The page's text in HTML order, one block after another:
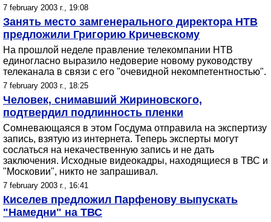
7 february 2003 г., 19:08
Занять место замгенерального директора НТВ
предложили Григорию Кричевскому
На прошлой неделе правление телекомпании НТВ
единогласно выразило недоверие новому руководству
телеканала в связи с его "очевидной некомпетентностью".
7 february 2003 г., 18:25
Человек, снимавший Жириновского,
подтвердил подлинность пленки
Сомневающаяся в этом Госдума отправила на экспертизу
запись, взятую из интернета. Теперь эксперты могут
сослаться на некачественную запись и не дать
заключения. Исходные видеокадры, находящиеся в ТВС и
"Московии", никто не запрашивал.
7 february 2003 г., 16:41
Киселев предложил Парфенову выпускать
"Намедни" на ТВС